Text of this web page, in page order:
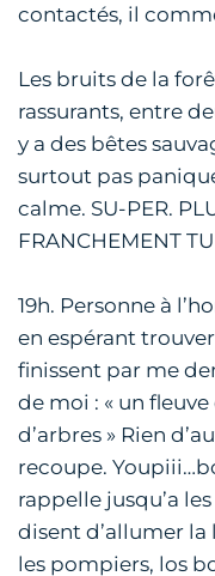
contactés, il
Les bruits de la
rassurants, entre
y a des bêtes
surtout pas
calme. SU-PER.
FRANCHEMENT
19h. Personne à
en espérant
finissent par me
de moi : « un
d’arbres » Rien
recoupe.
rappelle jusqu’a
disent d’allumer
les pompiers, los